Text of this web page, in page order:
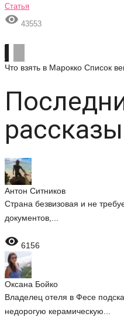
Статья
 43553
Что взять в Марокко Список
рассказы
Антон Ситников
Страна безвизовая и не
документов,...
 6156
Оксана Бойко
Владелец отеля в Фесе
недорогую керамическую...